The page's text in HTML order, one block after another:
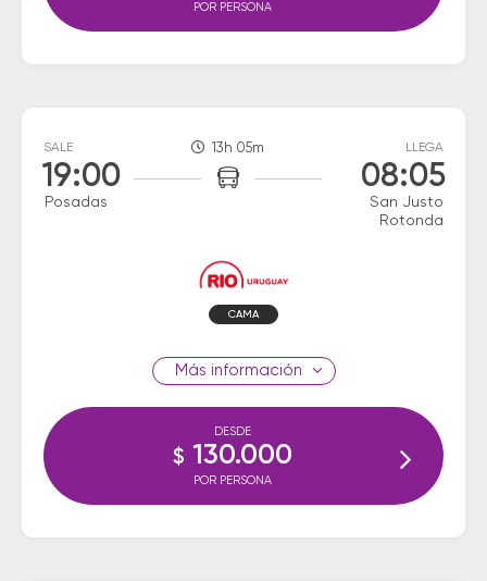
POR PERSONA
SALE
19:00
Posadas
13h 05m LLEGA
08:05
San Justo
Rotonda
CAMA
información
DESDE
$ 130.000
POR PERSONA